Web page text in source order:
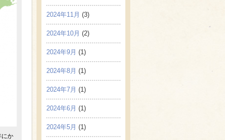
か
2024年11月 (3)
2024年10月 (2)
2024年9月 (1)
2024年8月 (1)
2024年7月 (1)
2024年6月 (1)
2024年5月 (1)